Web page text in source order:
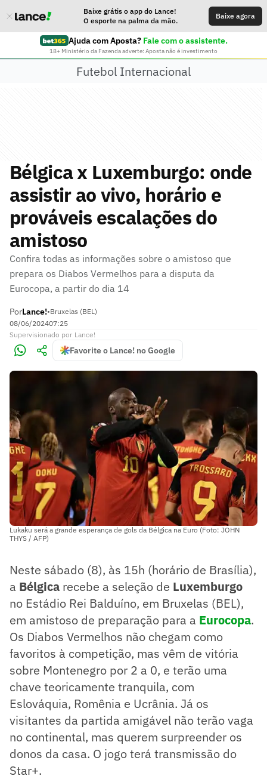
Baixe grátis o app do Lance!
O esporte na palma da mão.
Baixe agora
Ajuda com Aposta? Fale com o assistente.
18+ Ministério da Fazenda adverte: Aposta não é investimento
Futebol Internacional
Bélgica x Luxemburgo: onde
assistir ao vivo, horário e
prováveis escalações do
amistoso
Confira todas as informações sobre o amistoso que
prepara os Diabos Vermelhos para a disputa da
Eurocopa, a partir do dia 14
PorLance!•Bruxelas (BEL)
08/06/202407:25
Supervisionado por Lance!
Favorite o Lance! no Google
Lukaku será a grande esperança de gols da Bélgica na Euro (Foto: JOHN
THYS / AFP)
Neste sábado (8), às 15h (horário de Brasília),
a Bélgica recebe a seleção de Luxemburgo
no Estádio Rei Balduíno, em Bruxelas (BEL),
em amistoso de preparação para a Eurocopa.
Os Diabos Vermelhos não chegam como
favoritos à competição, mas vêm de vitória
sobre Montenegro por 2 a 0, e terão uma
chave teoricamente tranquila, com
Eslováquia, Romênia e Ucrânia. Já os
visitantes da partida amigável não terão vaga
no continental, mas querem surpreender os
donos da casa. O jogo terá transmissão do
Star+.